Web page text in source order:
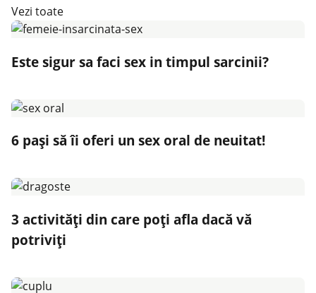
Vezi toate
Este sigur sa faci sex in timpul sarcinii?
6 pași să îi oferi un sex oral de neuitat!
3 activităţi din care poţi afla dacă vă
potriviţi